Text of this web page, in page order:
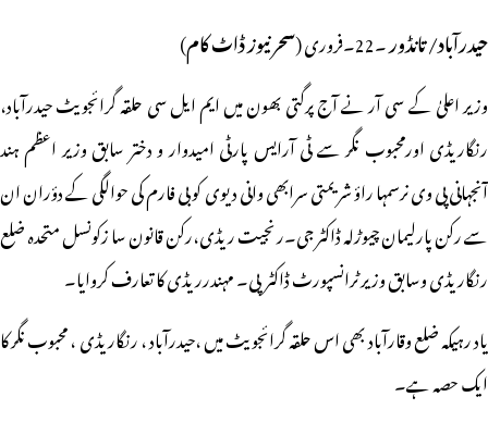
حیدرآباد/ تانڈور۔22۔فروری ( سحرنیوز ڈاٹ کام)
وزیر اعلیٰ کے سی آر نے آج پرگتی بھون میں ایم ایل سی حلقہ گرائجویٹ حیدرآباد،
رنگاریڈی اورمحبوب نگر سے ٹی آرایس پارٹی امیدوار و دختر سابق وزیر اعظم ہند
آنجہانی پی وی نرسمہا راؤ شریمتی سرابھی وانی دیوی کو بی فارم کی حوالگی کے دؤران ان
سے رکن پارلیمان چیوڑلہ ڈاکٹر جی۔رنجیت ریڈی،رکن قانون سا زکونسل متحدہ ضلع
رنگاریڈی وسابق وزیر ٹرانسپورٹ ڈاکٹر پی۔ مہندرریڈی کا تعارف کروایا۔
یاد رہیکہ ضلع وقارآباد بھی اس حلقہ گرائجویٹ میں ،حیدرآباد ، رنگاریڈی ، محبوب نگر کا
ایک حصہ ہے۔